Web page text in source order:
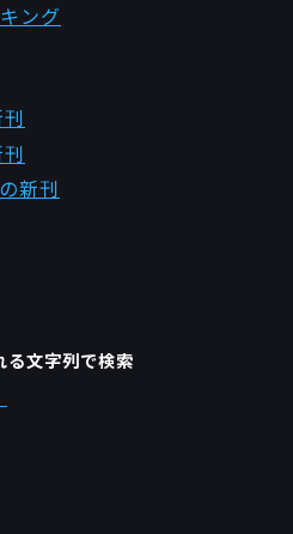
ング
の新刊
文字列で検索